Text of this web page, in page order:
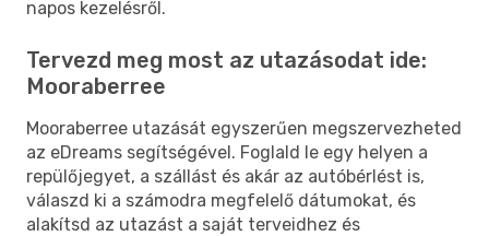
napos kezelésről.
Tervezd meg most az utazásodat ide:
Mooraberree
Mooraberree utazását egyszerűen megszervezheted
az eDreams segítségével. Foglald le egy helyen a
repülőjegyet, a szállást és akár az autóbérlést is,
válaszd ki a számodra megfelelő dátumokat, és
alakítsd az utazást a saját terveidhez és